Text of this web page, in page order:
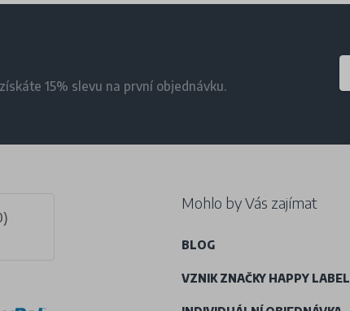
15% slevu na první objednávku.
Mohlo by Vás zajímat
BLOG
VZNIK ZNAČKY HAPPY LABEL